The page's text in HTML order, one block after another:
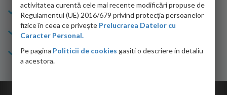
Info Bagno
Cumparaturi
Suport clienti
activitatea curentă cele mai recente modificări propuse de
Regulamentul (UE) 2016/679 privind protecția persoanelor
fizice în ceea ce privește Prelucrarea Datelor cu
Caracter Personal.
Pe pagina Politicii de cookies gasiti o descriere in detaliu
a acestora.